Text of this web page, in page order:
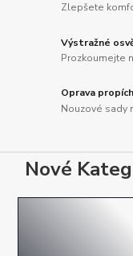
Zlepšete
Výstražné
Prozkoumejte
Oprava
Nouzové sady
Nové